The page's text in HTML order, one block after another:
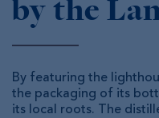
by the
By featuring the
the packaging of its
its local roots. The